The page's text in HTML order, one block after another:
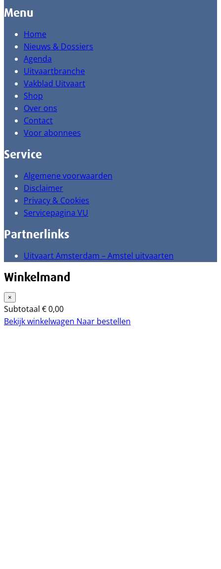
Menu
Home
Nieuws & Dossiers
Agenda
Uitvaartbranche
Vakblad Uitvaart
Shop
Over ons
Contact
Voor abonnees
Service
Algemene voorwaarden
Disclaimer
Privacy & Cookies
Servicepagina VU
Partnerlinks
Uitvaart Amsterdam – Amstel uitvaarten
Winkelmand
×
Subtotaal €0,00
Bekijk winkelwagen Naar bestellen